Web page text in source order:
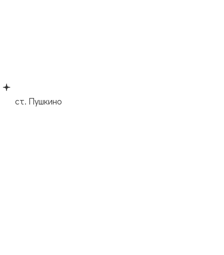
ст. Пушкино